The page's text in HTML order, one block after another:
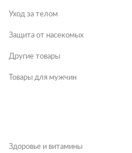
Уход за телом
Защита от насекомых
Другие товары
Товары для мужчин
Здоровье и витамины